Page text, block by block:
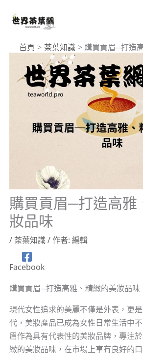
首頁 茶葉知識 購買貢眉─打造
購買貢眉─打造高雅
妝品味
/ 茶葉知識/ 作者: 編輯
Facebook
購買貢眉─打造高雅、精緻的美妝品味
現代女性追求的美麗不僅是外表，更
代，美妝產品已成為女性日常生活中
眉作為具有代表性的美妝品牌，專注
緻的美妝品味，在市場上享有良好的